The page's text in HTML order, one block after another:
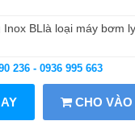
BLlà loại máy bơm
236 - 0936 995 663
CHO VÀO